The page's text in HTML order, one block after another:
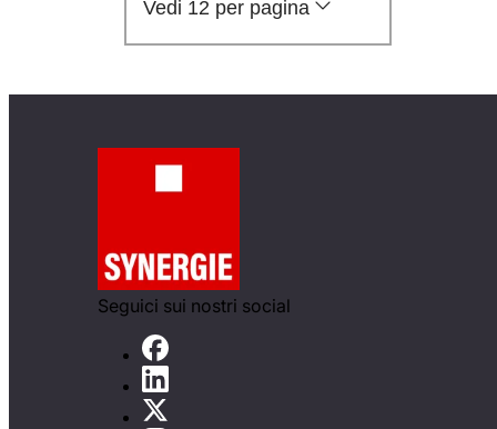
Vedi 12 per pagina
Seguici sui nostri social